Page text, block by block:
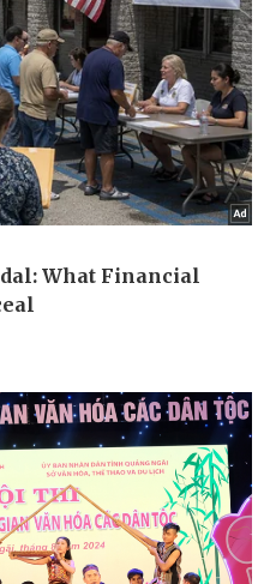
Giải trí
Nghệ sĩ
Thời trang